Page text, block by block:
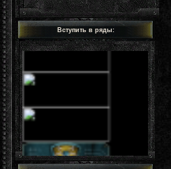
Вступить в ряды: